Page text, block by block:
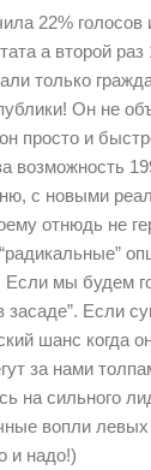
22% голосов
а второй
только
Он не
просто и
возможность
с новыми
отнюдь не
Если мы будем
засаде”. Если
шанс когда
за нами
на сильного
вопли левых
и надо!)